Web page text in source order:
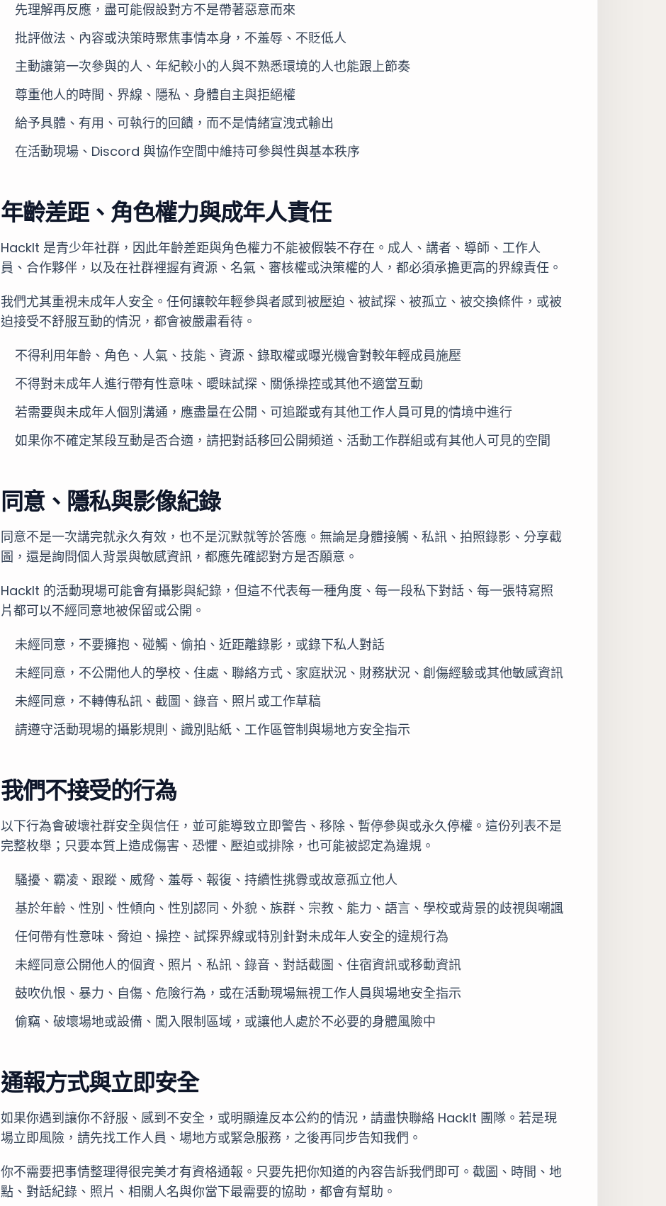
先理解再反應，盡可能假設對方不是帶著惡意而來
批評做法、內容或決策時聚焦事情本身，不羞辱、不貶低人
主動讓第一次參與的人、年紀較小的人與不熟悉環境的人也能跟上節奏
尊重他人的時間、界線、隱私、身體自主與拒絕權
給予具體、有用、可執行的回饋，而不是情緒宣洩式輸出
在活動現場、Discord 與協作空間中維持可參與性與基本秩序
年齡差距、角色權力與成年人責任
HackIt 是青少年社群，因此年齡差距與角色權力不能被假裝不存在。成人、講者、導師、工作人
員、合作夥伴，以及在社群裡握有資源、名氣、審核權或決策權的人，都必須承擔更高的界線責任。
我們尤其重視未成年人安全。任何讓較年輕參與者感到被壓迫、被試探、被孤立、被交換條件，或被
迫接受不舒服互動的情況，都會被嚴肅看待。
不得利用年齡、角色、人氣、技能、資源、錄取權或曝光機會對較年輕成員施壓
不得對未成年人進行帶有性意味、曖昧試探、關係操控或其他不適當互動
若需要與未成年人個別溝通，應盡量在公開、可追蹤或有其他工作人員可見的情境中進行
如果你不確定某段互動是否合適，請把對話移回公開頻道、活動工作群組或有其他人可見的空間
同意、隱私與影像紀錄
同意不是一次講完就永久有效，也不是沉默就等於答應。無論是身體接觸、私訊、拍照錄影、分享截
圖，還是詢問個人背景與敏感資訊，都應先確認對方是否願意。
HackIt 的活動現場可能會有攝影與紀錄，但這不代表每一種角度、每一段私下對話、每一張特寫照
片都可以不經同意地被保留或公開。
未經同意，不要擁抱、碰觸、偷拍、近距離錄影，或錄下私人對話
未經同意，不公開他人的學校、住處、聯絡方式、家庭狀況、財務狀況、創傷經驗或其他敏感資訊
未經同意，不轉傳私訊、截圖、錄音、照片或工作草稿
請遵守活動現場的攝影規則、識別貼紙、工作區管制與場地方安全指示
我們不接受的行為
以下行為會破壞社群安全與信任，並可能導致立即警告、移除、暫停參與或永久停權。這份列表不是
完整枚舉；只要本質上造成傷害、恐懼、壓迫或排除，也可能被認定為違規。
騷擾、霸凌、跟蹤、威脅、羞辱、報復、持續性挑釁或故意孤立他人
基於年齡、性別、性傾向、性別認同、外貌、族群、宗教、能力、語言、學校或背景的歧視與嘲諷
任何帶有性意味、脅迫、操控、試探界線或特別針對未成年人安全的違規行為
未經同意公開他人的個資、照片、私訊、錄音、對話截圖、住宿資訊或移動資訊
鼓吹仇恨、暴力、自傷、危險行為，或在活動現場無視工作人員與場地安全指示
偷竊、破壞場地或設備、闖入限制區域，或讓他人處於不必要的身體風險中
通報方式與立即安全
如果你遇到讓你不舒服、感到不安全，或明顯違反本公約的情況，請盡快聯絡 HackIt 團隊。若是現
場立即風險，請先找工作人員、場地方或緊急服務，之後再同步告知我們。
你不需要把事情整理得很完美才有資格通報。只要先把你知道的內容告訴我們即可。截圖、時間、地
點、對話紀錄、照片、相關人名與你當下最需要的協助，都會有幫助。